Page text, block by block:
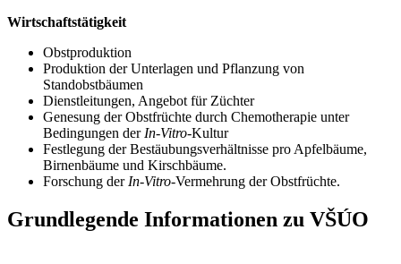
Wirtschaftstätigkeit
Obstproduktion
Produktion der Unterlagen und Pflanzung von
Standobstbäumen
Dienstleitungen, Angebot für Züchter
Genesung der Obstfrüchte durch Chemotherapie unter
Bedingungen der In-Vitro-Kultur
Festlegung der Bestäubungsverhältnisse pro Apfelbäume,
Birnenbäume und Kirschbäume.
Forschung der In-Vitro-Vermehrung der Obstfrüchte.
Grundlegende Informationen zu VŠÚO